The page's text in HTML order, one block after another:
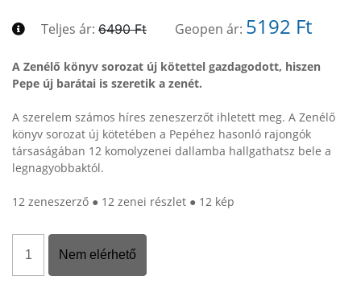
Teljes ár: 6490 Ft Geopen ár: 5192 Ft
A Zenélő könyv sorozat új kötettel gazdagodott, hiszen
Pepe új barátai is szeretik a zenét.
A szerelem számos híres zeneszerzőt ihletett meg. A Zenélő
könyv sorozat új kötetében a Pepéhez hasonló rajongók
társaságában 12 komolyzenei dallamba hallgathatsz bele a
legnagyobbaktól.
12 zeneszerző ● 12 zenei részlet ● 12 kép
Nem elérhető